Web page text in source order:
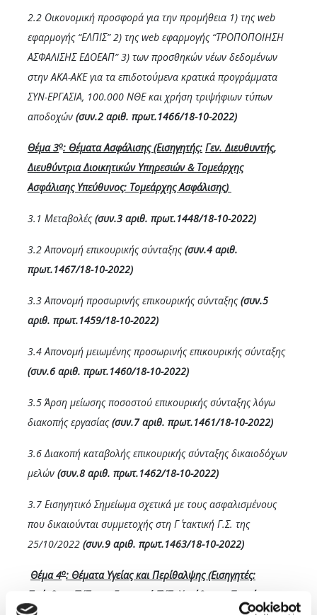
2.2 Οικονομική προσφορά για την προμήθεια 1) της web
εφαρμογής “ΕΛΠΙΣ” 2) της web εφαρμογής “ΤΡΟΠΟΠΟΙΗΣΗ
ΑΣΦΑΛΙΣΗΣ ΕΔΟΕΑΠ” 3) των προσθηκών νέων δεδομένων
στην ΑΚΑ-ΑΚΕ για τα επιδοτούμενα κρατικά προγράμματα
ΣΥΝ-ΕΡΓΑΣΙΑ, 100.000 ΝΘΕ και χρήση τριψήφιων τύπων
αποδοχών (συν.2 αριθ. πρωτ.1466/18-10-2022)
Θέμα 3ο: Θέματα Ασφάλισης (Εισηγητής: Γεν. Διευθυντής,
Διευθύντρια Διοικητικών Υπηρεσιών & Τομεάρχης
Ασφάλισης Υπεύθυνος: Τομεάρχης Ασφάλισης)
3.1 Μεταβολές(συν.3 αριθ. πρωτ.1448/18-10-2022)
3.2 Απονομή επικουρικής σύνταξης(συν.4 αριθ.
πρωτ.1467/18-10-2022)
3.3 Απονομή προσωρινής επικουρικής σύνταξης(συν.5
αριθ. πρωτ.1459/18-10-2022)
3.4 Απονομή μειωμένης προσωρινής επικουρικής σύνταξης
(συν.6 αριθ. πρωτ.1460/18-10-2022)
3.5 Άρση μείωσης ποσοστού επικουρικής σύνταξης λόγω
διακοπής εργασίας(συν.7 αριθ. πρωτ.1461/18-10-2022)
3.6 Διακοπή καταβολής επικουρικής σύνταξης δικαιοδόχων
μελών (συν.8 αριθ. πρωτ.1462/18-10-2022)
3.7 Εισηγητικό Σημείωμα σχετικά με τους ασφαλισμένους
που δικαιούνται συμμετοχής στη Γ΄ τακτική Γ.Σ. της
25/10/2022 (συν.9 αριθ. πρωτ.1463/18-10-2022)
Θέμα 4ο: Θέματα Υγείας και Περίθαλψης (Εισηγητές:
Πρόεδρος ΤΥΠ και Επιτροπή ΤΥΠ, Υπεύθυνος: Τομεάρχης